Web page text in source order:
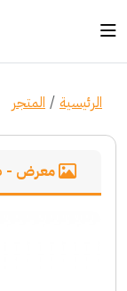
الرئيسية المتجر
معرض -